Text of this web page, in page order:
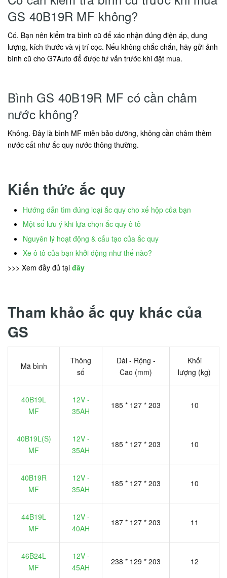
GS 40B19R MF không?
Có. Bạn nên kiểm tra bình cũ để xác nhận đúng điện áp, dung
lượng, kích thước và vị trí cọc. Nếu không chắc chắn, hãy gửi ảnh
bình cũ cho G7Auto để được tư vấn trước khi đặt mua.
Bình GS 40B19R MF có cần châm
nước không?
Không. Đây là bình MF miễn bảo dưỡng, không cần châm thêm
nước cất như ắc quy nước thông thường.
Kiến thức ắc quy
Hướng dẫn tìm đúng loại ắc quy cho xế hộp của bạn
Một số lưu ý khi lựa chọn ắc quy ô tô
Nguyên lý hoạt động & cấu tạo của ắc quy
Xe ô tô của bạn khởi động như thế nào?
>>> Xem đầy đủ tại đây
Tham khảo ắc quy khác của
GS
Mã bình
Thông
số
Dài - Rộng -
Cao (mm)
Khối
lượng (kg)
40B19L
MF
12V -
35AH
185 * 127 * 203 10
40B19L(S)
MF
12V -
35AH
185 * 127 * 203 10
40B19R
MF
12V -
35AH
185 * 127 * 203 10
44B19L
MF
12V -
40AH
187 * 127 * 203 11
46B24L
MF
12V -
45AH
238 * 129 * 203 12